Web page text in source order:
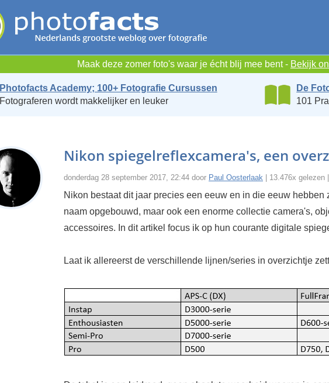
Maak deze zomer foto's waar je écht blij mee bent - Bekijk
Photofacts Academy; 100+ Fotografie Cursussen
Fotograferen wordt makkelijker en leuker
De
101
Nikon spiegelreflexcamera's, een
donderdag 28 september 2017, 22:44 door Paul Oosterlaak | 13.476x gelezen |
Nikon bestaat dit jaar precies een eeuw en in die eeuw hebben
naam opgebouwd, maar ook een enorme collectie camera's,
accessoires. In dit artikel focus ik op hun courante digitale
Laat ik allereerst de verschillende lijnen/series in overzichtje